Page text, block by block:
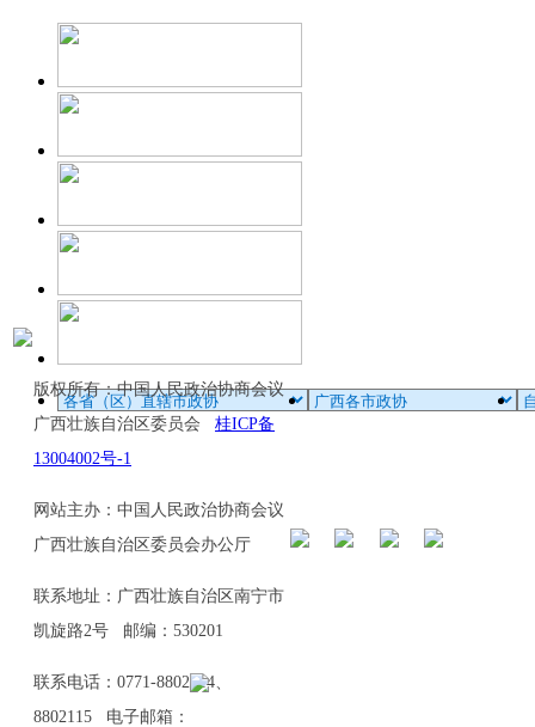
版权所有：中国人民政治协商会议
广西壮族自治区委员会 桂ICP备
13004002号-1
网站主办：中国人民政治协商会议
广西壮族自治区委员会办公厅
联系地址：广西壮族自治区南宁市
凯旋路2号 邮编：530201
联系电话：0771-8802114、
8802115 电子邮箱：